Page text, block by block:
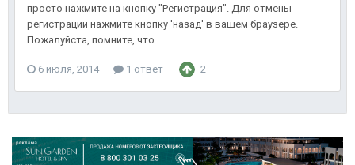
просто нажмите на кнопку "Регистрация". Для отмены
регистрации нажмите кнопку 'назад' в вашем браузере.
Пожалуйста, помните, что...
6 июля, 2014 1 ответ 2